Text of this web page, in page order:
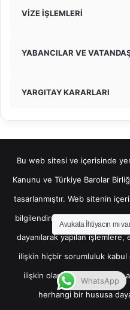
VİZE İŞLEMLERİ
YABANCILAR VE
YARGITAY KARARLARI
Bu web sitesi ve içerisinde yer
Kanunu ve Türkiye Barolar
tasarlanmıştır. Web sitenin
bilgilendirme amaçlı olup, bu
dayanılarak yapılan
ilişkin hiçbir sorumluluk
ilişkin olarak hukuki destek
herhangi bir hususa
Avukata İhtiyacın mı
WhatsApp